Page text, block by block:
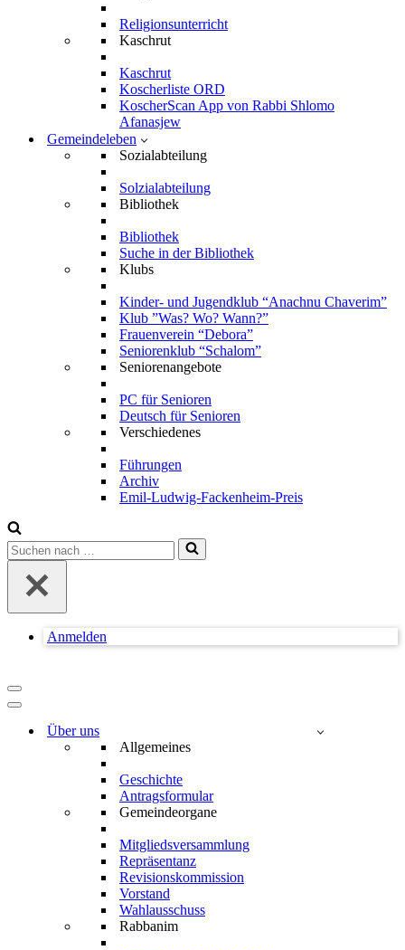
Religionsunterricht
Kaschrut
Kaschrut
Koscherliste ORD
KoscherScan App von Rabbi Shlomo
Afanasjew
Gemeindeleben
Sozialabteilung
Solzialabteilung
Bibliothek
Bibliothek
Suche in der Bibliothek
Klubs
Kinder- und Jugendklub “Anachnu Chaverim”
Klub ”Was? Wo? Wann?”
Frauenverein “Debora”
Seniorenklub “Schalom”
Seniorenangebote
PC für Senioren
Deutsch für Senioren
Verschiedenes
Führungen
Archiv
Emil-Ludwig-Fackenheim-Preis
Suchen
nach …
Anmelden
Navigationsmenü
Navigationsmenü
Über uns
Allgemeines
Geschichte
Antragsformular
Gemeindeorgane
Mitgliedsversammlung
Repräsentanz
Revisionskommission
Vorstand
Wahlausschuss
Rabbanim